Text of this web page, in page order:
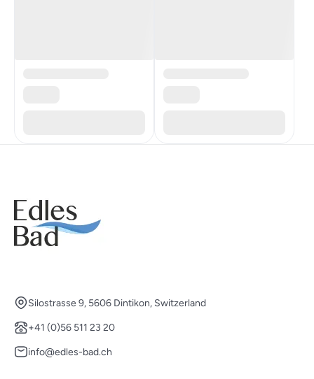
Silostrasse 9, 5606 Dintikon, Switzerland
+41 (0)56 511 23 20
info@edles-bad.ch